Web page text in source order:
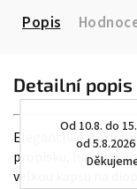
Od 10.8. do
od
Popis
Detailní
Elegantní pouzdro
propisku, hadřík a
velkou kapsu na